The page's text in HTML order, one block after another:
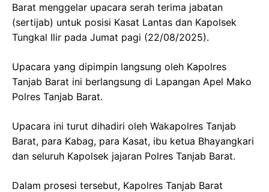
Barat menggelar upacara serah terima jabatan
(sertijab) untuk posisi Kasat Lantas dan Kapolsek
Tungkal Ilir pada Jumat pagi (22/08/2025).
Upacara yang dipimpin langsung oleh Kapolres
Tanjab Barat ini berlangsung di Lapangan Apel Mako
Polres Tanjab Barat.
Upacara ini turut dihadiri oleh Wakapolres Tanjab
Barat, para Kabag, para Kasat, ibu ketua Bhayangkari
dan seluruh Kapolsek jajaran Polres Tanjab Barat.
​Dalam prosesi tersebut, Kapolres Tanjab Barat